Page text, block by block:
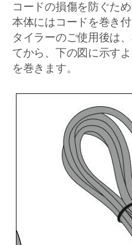
コードの損傷を防ぐた
本体にはコードを巻き
タイラーのご使用後は
てから、下の図に示す
を巻きます。